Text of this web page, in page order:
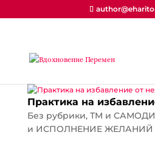
Практика на
Без рубрики, ТМ и
и ИСПОЛНЕНИЕ ЖЕЛАНИЙ